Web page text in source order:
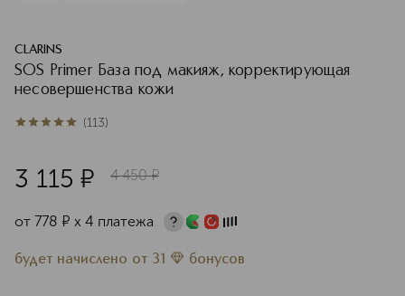
CLARINS
SOS Primer База под макияж, корректирующая
несовершенства кожи
5из 5113 (113)
3 115 ¤ 4 450 ¤
от 778 ¤ х 4 платежа
будет начислено от 31 бонусов